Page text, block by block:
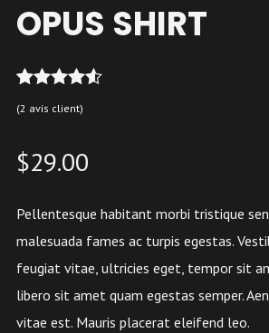
OPUS SHIRT
sur 5
2
notations
client
(2 avis client)
$29.00
Pellentesque habitant morbi tristique
malesuada fames ac turpis egestas.
feugiat vitae, ultricies eget, tempor sit
libero sit amet quam egestas semper.
vitae est. Mauris placerat eleifend leo.